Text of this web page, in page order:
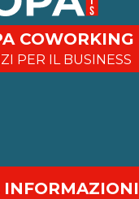
COWORKING
PER IL BUSINESS
INFORMAZIONI